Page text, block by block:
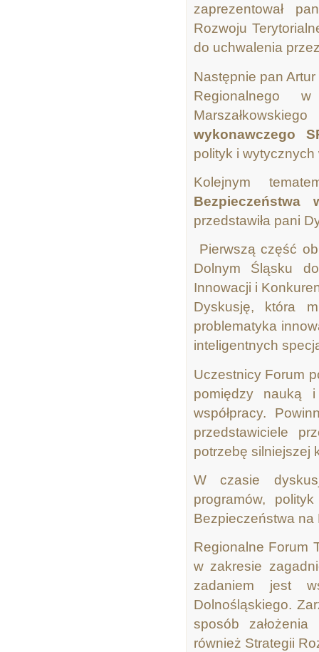
zaprezentował
Rozwoju
do uchwalenia
Następnie pan
Regionalnego
wykonawczego
polityk i
Kolejnym
przedstawiła pani
Pierwszą część
Dolnym Śląsku
Innowacji i
Dyskusję, która
problematyka
inteligentnych
Uczestnicy Forum
pomiędzy nauką
współpracy.
przedstawiciele
potrzebę silniejszej
W czasie
programów,
Bezpieczeństwa na
Regionalne Forum
w zakresie
zadaniem jest
Dolnośląskiego.
sposób
również Strategii